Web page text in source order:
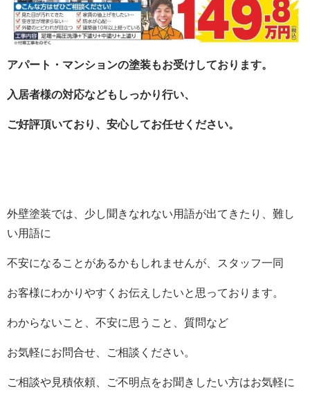
アパート・マンションの塗装もお受けしております。
入居者様の対応などもしっかり行い、
ご好評頂いており、安心してお任せください。
外壁塗装では、少し聞きなれない用語が出てきたり、難し
い用語に
不安になることがあるかもしれませんが、スタッフ一同
お客様にわかりやすくお伝えしたいと思っております。
わからないこと、不安に思うこと、質問など
お気軽にお問合せ、ご相談ください。
ご相談や見積依頼、ご不明点をお聞きしたい方はお気軽に